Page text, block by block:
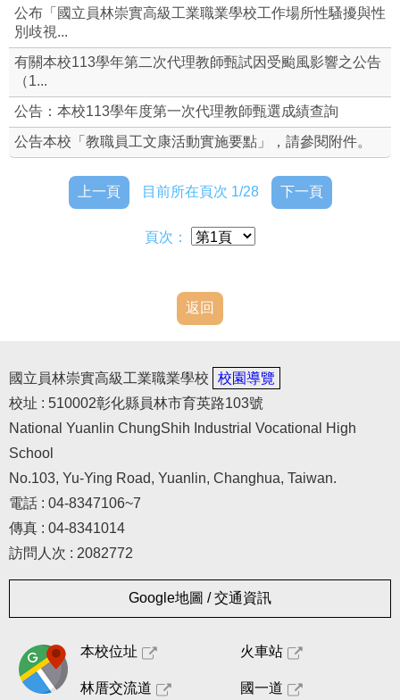
本校常用資料
本校規則
修訂本校教職員工文康活動實施要點
福利專區(含特約商店)
聘約附錄
人事室(舊網頁)
公布「國立員林崇實高級工業職業學校工作場所性騷擾與性
別歧視...
有關本校113學年第二次代理教師甄試因受颱風影響之公告
（1...
公告：本校113學年度第一次代理教師甄選成績查詢
公告本校「教職員工文康活動實施要點」，請參閱附件。
上一頁 目前所在頁次 1/28 下一頁
頁次：
返回
國立員林崇實高級工業職業學校
校園導覽
校址 : 510002彰化縣員林市育英路103號
National Yuanlin ChungShih Industrial Vocational High
School
No.103, Yu-Ying Road, Yuanlin, Changhua, Taiwan.
電話 : 04-8347106~7
傳真 : 04-8341014
訪問人次 : 2082772
Google地圖 / 交通資訊
本校位址 火車站
林厝交流道 國一道